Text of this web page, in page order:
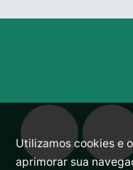
Utilizamos cookies e
aprimorar sua